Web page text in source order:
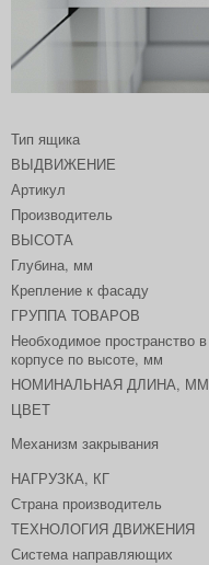
Тип ящика
ВЫДВИЖЕНИЕ
Артикул
Производитель
ВЫСОТА
Глубина, мм
Крепление к фасаду
ГРУППА ТОВАРОВ
Необходимое пространство в
корпусе по высоте, мм
НОМИНАЛЬНАЯ ДЛИНА, ММ
ЦВЕТ
Механизм закрывания
НАГРУЗКА, КГ
Страна производитель
ТЕХНОЛОГИЯ ДВИЖЕНИЯ
Система направляющих